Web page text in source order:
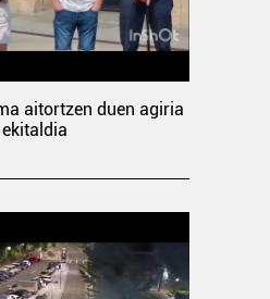
aitortzen duen agiria